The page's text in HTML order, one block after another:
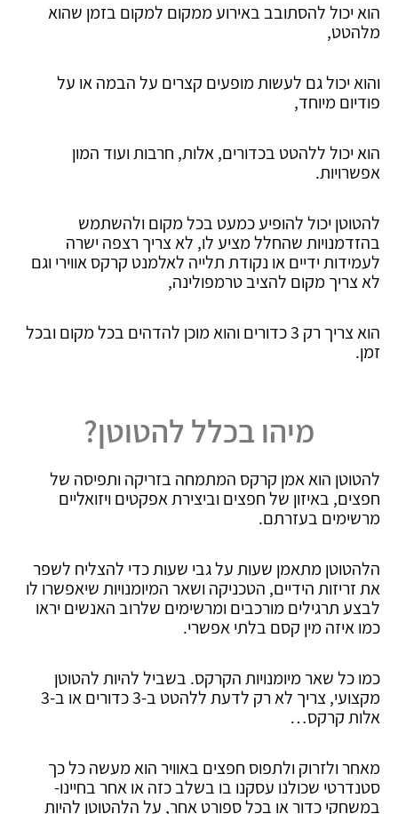
הוא יכול להסתובב באירוע ממקום למקום בזמן שהוא
מלהטט,
והוא יכול גם לעשות מופעים קצרים על הבמה או על
פודיום מיוחד,
הוא יכול ללהטט בכדורים, אלות, חרבות ועוד המון
אפשרויות.
להטוטן יכול להופיע כמעט בכל מקום ולהשתמש
בהזדמנויות שהחלל מציע לו, לא צריך רצפה ישרה
לעמידות ידיים או נקודת תלייה לאלמנט קרקס אווירי וגם
לא צריך מקום להציב טרמפולינה,
הוא צריך רק 3 כדורים והוא מוכן להדהים בכל מקום ובכל
זמן.
מיהו בכלל להטוטן?
להטוטן הוא אמן קרקס המתמחה בזריקה ותפיסה של
חפצים, באיזון של חפצים וביצירת אפקטים ויזואליים
מרשימים בעזרתם.
הלהטוטן מתאמן שעות על גבי שעות כדי להצליח לשפר
את זריזות הידיים, הטכניקה ושאר המיומנויות שיאפשרו לו
לבצע תרגילים מורכבים ומרשימים שלרוב האנשים יראו
כמו איזה מין קסם בלתי אפשרי.
כמו כל שאר מיומנויות הקרקס. בשביל להיות להטוטן
מקצועי, צריך לא רק לדעת ללהטט ב-3 כדורים או ב-3
אלות קרקס…
מאחר ולזרוק ולתפוס חפצים באוויר הוא מעשה כל כך
סטנדרטי שכולנו עסקנו בו בשלב כזה או אחר בחיינו-
במשחקי כדור או בכל ספורט אחר, על הלהטוטן להיות